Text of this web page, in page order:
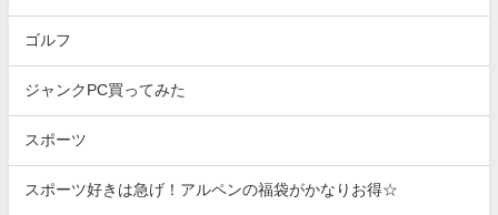
ゴルフ
ジャンクPC買ってみた
スポーツ
スポーツ好きは急げ！アルペンの福袋がかなりお得☆